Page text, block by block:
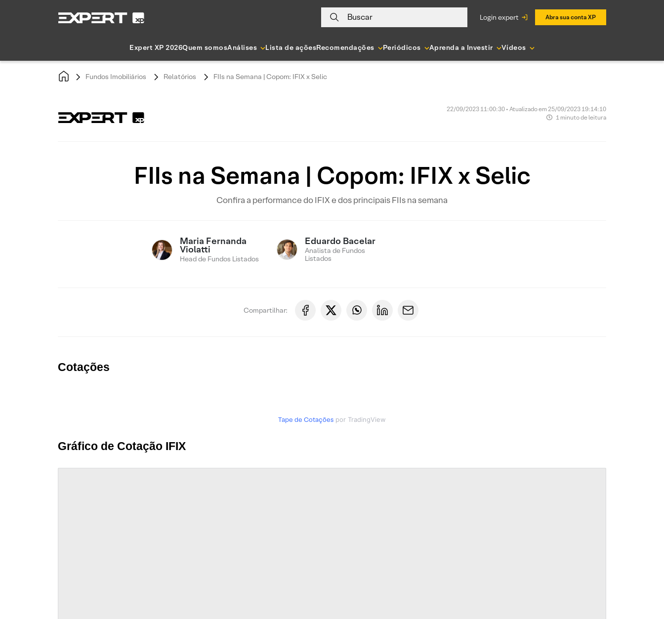
Buscar login expert Abra sua conta XP
Expert XP 2026Quem somosAnálises Lista de açõesRecomendações Periódicos Aprenda a Investir Vídeos
Fundos Imobiliários Relatórios FIIs na Semana | Copom: IFIX x Selic
22/09/2023 11:00:30 • Atualizado em 25/09/2023 19:14:10
1 minuto de leitura
FIIs na Semana | Copom: IFIX x Selic
Confira a performance do IFIX e dos principais FIIs na semana
Maria Fernanda
Violatti
Head de Fundos Listados
Eduardo Bacelar
Analista de Fundos
Listados
Compartilhar:
Cotações
Tape de Cotações por TradingView
Gráfico de Cotação IFIX